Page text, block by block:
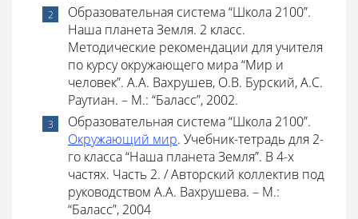
Образовательная система “Школа 2100”.
Наша планета Земля. 2 класс.
Методические рекомендации для учителя
по курсу окружающего мира “Мир и
человек”. А.А. Вахрушев, О.В. Бурский, А.С.
Раутиан. – М.: “Баласс”, 2002.
Образовательная система “Школа 2100”.
Окружающий мир. Учебник-тетрадь для 2-
го класса “Наша планета Земля”. В 4-х
частях. Часть 2. / Авторский коллектив под
руководством А.А. Вахрушева. – М.:
“Баласс”, 2004